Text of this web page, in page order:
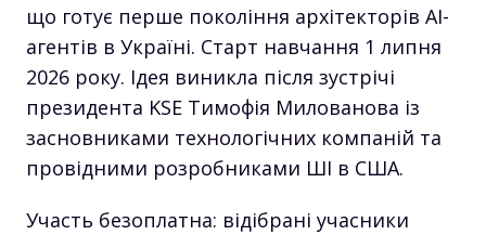
що готує перше покоління архітекторів AI-
агентів в Україні. Старт навчання 1 липня
2026 року. Ідея виникла після зустрічі
президента KSE Тимофія Милованова із
засновниками технологічних компаній та
провідними розробниками ШІ в США.
Участь безоплатна: відібрані учасники